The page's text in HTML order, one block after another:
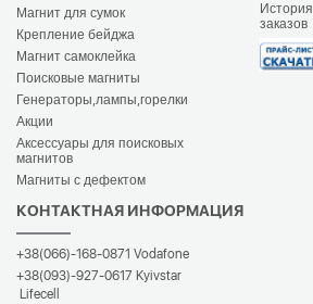
Магнит для сумок
Крепление бейджа
Магнит самоклейка
Поисковые магниты
Генераторы,лампы,горелки
Акции
Аксессуары для поисковых
магнитов
Магниты с дефектом
История
заказов
КОНТАКТНАЯ ИНФОРМАЦИЯ
+38(066)-168-0871 Vodafone
+38(093)-927-0617 Kyivstar
Lifecell